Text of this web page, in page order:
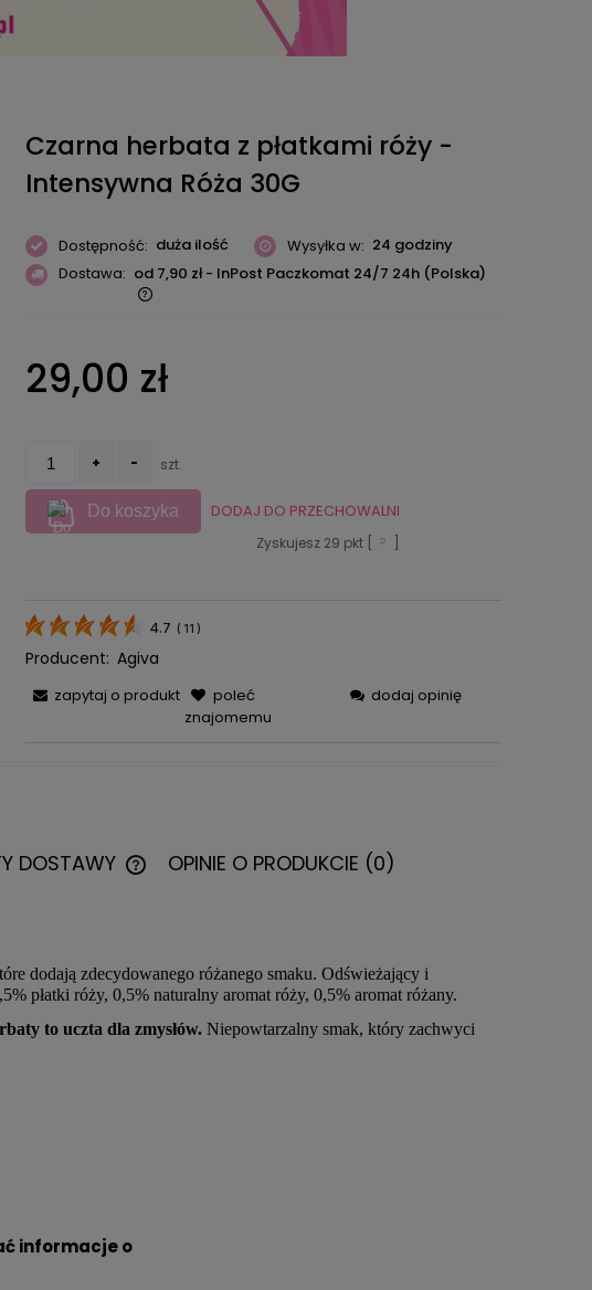
Czarna herbata z płatkami róży -
Intensywna Róża 30G
Dostępność: duża ilość Wysyłka w: 24 godziny
Dostawa: od 7,90 zł - InPost Paczkomat 24/7 24h (Polska)
29,00 zł
+ - szt.
Do koszyka DODAJ DO PRZECHOWALNI
Zyskujesz 29 pkt [ ?
4.7 ( 11 )
Producent: Agiva
zapytaj o produkt
poleć
znajomemu
dodaj opinię
DOSTAWY OPINIE O PRODUKCIE (0)
dodają zdecydowanego różanego smaku. Odświeżający i
płatki róży, 0,5% naturalny aromat róży, 0,5% aromat różany.
to uczta dla zmysłów. Niepowtarzalny smak, który zachwyci
informacje o